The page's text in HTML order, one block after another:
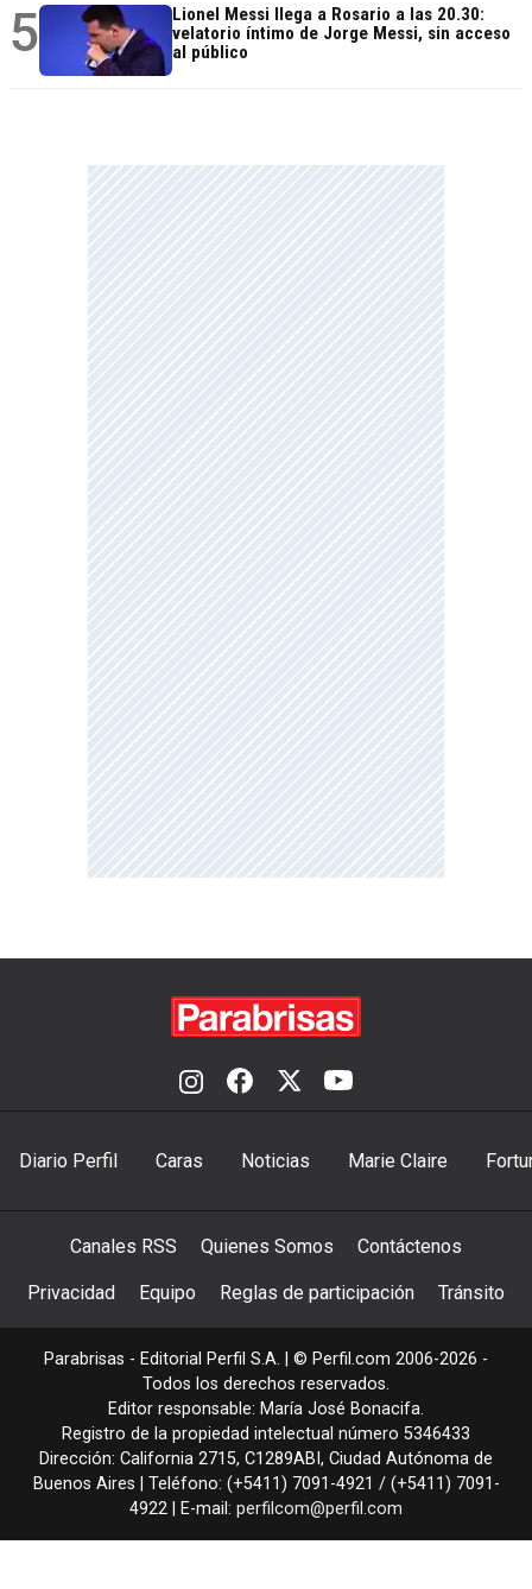
5
Lionel Messi llega a Rosario a las 20.30:
velatorio íntimo de Jorge Messi, sin acceso
al público
Diario Perfil Caras Noticias Marie Claire
Canales RSS Quienes Somos Contáctenos
Privacidad Equipo Reglas de participación Tránsito
Parabrisas - Editorial Perfil S.A. | © Perfil.com 2006-2026 -
Todos los derechos reservados.
Editor responsable: María José Bonacifa.
Registro de la propiedad intelectual número 5346433
Dirección: California 2715, C1289ABI , Ciudad Autónoma de
Buenos Aires | Teléfono: (+5411) 7091-4921 / (+5411) 7091-
4922 | E-mail: perfilcom@perfil.com